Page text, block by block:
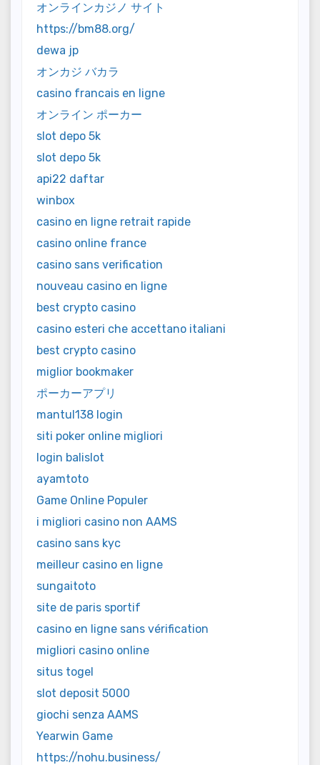
オンラインカジノ サイト
https://bm88.org/
dewa jp
オンカジ バカラ
casino francais en ligne
オンライン ポーカー
slot depo 5k
slot depo 5k
api22 daftar
winbox
casino en ligne retrait rapide
casino online france
casino sans verification
nouveau casino en ligne
best crypto casino
casino esteri che accettano italiani
best crypto casino
miglior bookmaker
ポーカーアプリ
mantul138 login
siti poker online migliori
login balislot
ayamtoto
Game Online Populer
i migliori casino non AAMS
casino sans kyc
meilleur casino en ligne
sungaitoto
site de paris sportif
casino en ligne sans vérification
migliori casino online
situs togel
slot deposit 5000
giochi senza AAMS
Yearwin Game
https://nohu.business/